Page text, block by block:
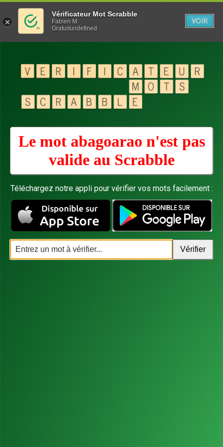
Le mot abagoarao n'est pas
valide au Scrabble
Téléchargez notre appli pour vérifier vos mots facilement :
Vérificateur Mot Scrabble
Fabien M
Gratuitundefined
VOIR